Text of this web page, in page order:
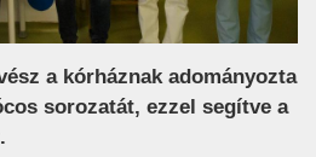
a kórháznak adományozta
sorozatát, ezzel segítve a